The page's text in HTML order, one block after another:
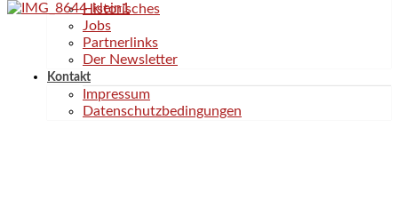
Historisches
Jobs
Partnerlinks
Der Newsletter
Kontakt
Impressum
Datenschutzbedingungen